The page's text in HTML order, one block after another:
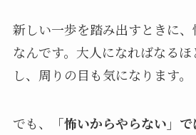
新しい一歩を踏み出すときに
なんです。大人になればなる
し、周りの目も気になります。
でも、
「怖いからやらない」